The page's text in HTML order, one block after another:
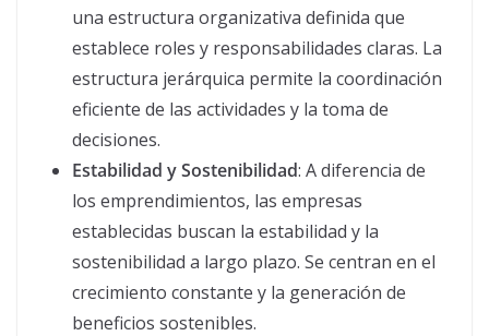
una estructura organizativa definida que
establece roles y responsabilidades claras. La
estructura jerárquica permite la coordinación
eficiente de las actividades y la toma de
decisiones.
Estabilidad y Sostenibilidad: A diferencia de
los emprendimientos, las empresas
establecidas buscan la estabilidad y la
sostenibilidad a largo plazo. Se centran en el
crecimiento constante y la generación de
beneficios sostenibles.